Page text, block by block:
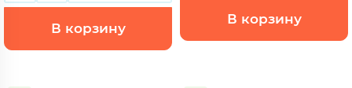
В корзину
В корзину